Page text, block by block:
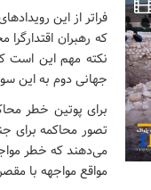
فراتر از این
که رهبران
نکته مهم این است
جهانی دوم به این سو، ۶۹ درصد از رهبران شخص محور پس از برکناری با سرنوشت سختی روبرو
تصور محاکمه برای
می‌دهند که خطر
مواقع مواجهه با